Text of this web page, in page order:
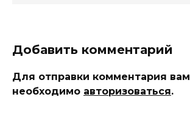
Добавить комментарий
Для отправки комментария вам
необходимо авторизоваться.